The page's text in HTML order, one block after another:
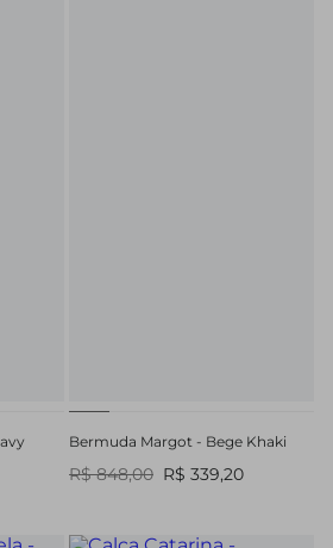
Bermuda Margot - Bege Khaki
R$ 848,00 R$ 339,20